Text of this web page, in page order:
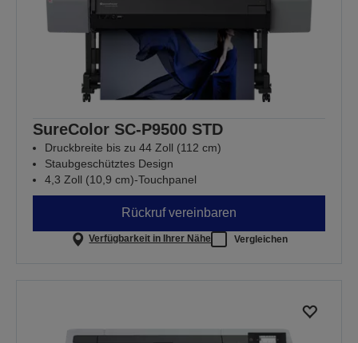
SureColor SC-P9500 STD
Druckbreite bis zu 44 Zoll (112 cm)
Staubgeschütztes Design
4,3 Zoll (10,9 cm)-Touchpanel
Rückruf vereinbaren
Verfügbarkeit in Ihrer Nähe Vergleichen